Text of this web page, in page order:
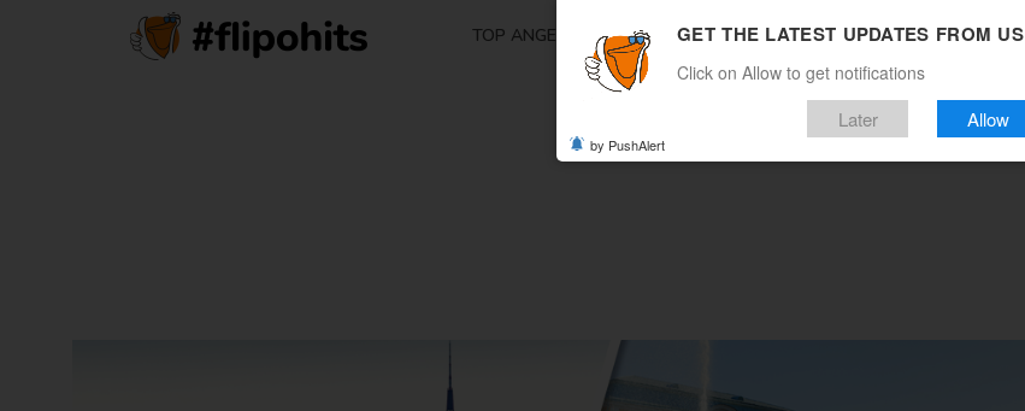
TOP ANGEBOTE REISEMAGAZIN MULTICITY WOHIN REISEN
GET THE LATEST UPDATES FROM US
Click on Allow to get notifications
Later Allow
by PushAlert